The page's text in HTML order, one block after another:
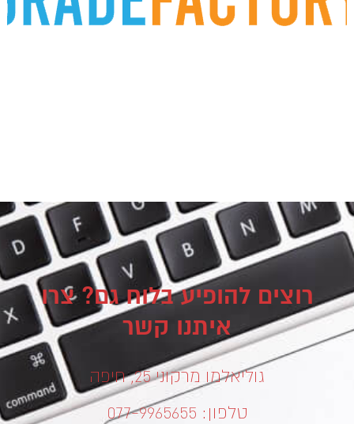
רוצים להופיע בלוח גם? צרו
איתנו קשר
גוליאלמו מרקוני 25, חיפה
טלפון: 077-9965655